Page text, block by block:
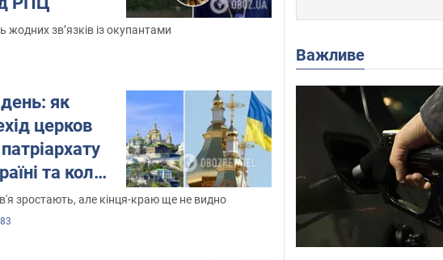
зв’язків із окупантами
як
церков
та коли
зростають, але кінця-краю ще не видно
Важливе